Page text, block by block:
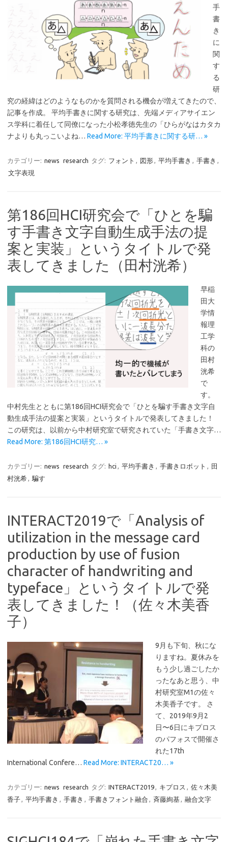
手
書
き
に
関
す
る
研
究の経緯はどのようなものかを質問される機会が増えてきたので、
記事を作成。 平均手書きに関する研究は、先端メディアサイエン
ス学科に着任して同僚になった小松孝徳先生の「ひらがなはカタカ
ナよりも丸っこいよね… Read More: 平均手書きに関する研… »
カテゴリー: news research タグ: フォント , 図形, 平均手書き , 手書き ,
文字表現
第186回HCI研究会で「ひとを騙
す手書き文字自動生成手法の提
案と実装」というタイトルで発
表してきました（田村洸希）
早稲
田大
学情
報理
工学
科の
田村
洸希
で
す。
中村先生とともに第186回HCI研究会で「ひとを騙す手書き文字自
動生成手法の提案と実装」というタイトルで発表してきました！
この研究は、以前から中村研究室で研究されていた「手書き文字…
Read More: 第186回HCI研究… »
カテゴリー: news research タグ: hci , 平均手書き , 手書きロボット , 田
村洸希, 騙す
INTERACT2019で「Analysis of
utilization in the message card
production by use of fusion
character of handwriting and
typeface」というタイトルで発
表してきました！（佐々木美香
子）
9月も下旬、秋にな
りますね。夏休みを
もう少し過ごしたか
ったなあと思う、中
村研究室M1の佐々
木美香子です。 さ
て、2019年9月2
日〜6日にキプロス
のパフォスで開催さ
れた17th
International Confere… Read More: INTERACT20… »
カテゴリー: news research タグ: INTERACT2019, キプロス , 佐々木美
香子, 平均手書き , 手書き , 手書きフォント融合, 斉藤絢基, 融合文字